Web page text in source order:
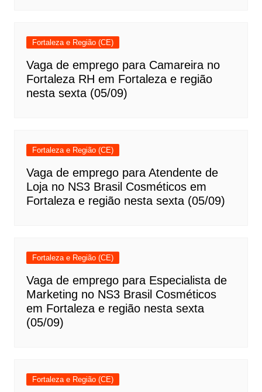
Fortaleza e Região (CE)
Vaga de emprego para Camareira no
Fortaleza RH em Fortaleza e região
nesta sexta (05/09)
Fortaleza e Região (CE)
Vaga de emprego para Atendente de
Loja no NS3 Brasil Cosméticos em
Fortaleza e região nesta sexta (05/09)
Fortaleza e Região (CE)
Vaga de emprego para Especialista de
Marketing no NS3 Brasil Cosméticos
em Fortaleza e região nesta sexta
(05/09)
Fortaleza e Região (CE)